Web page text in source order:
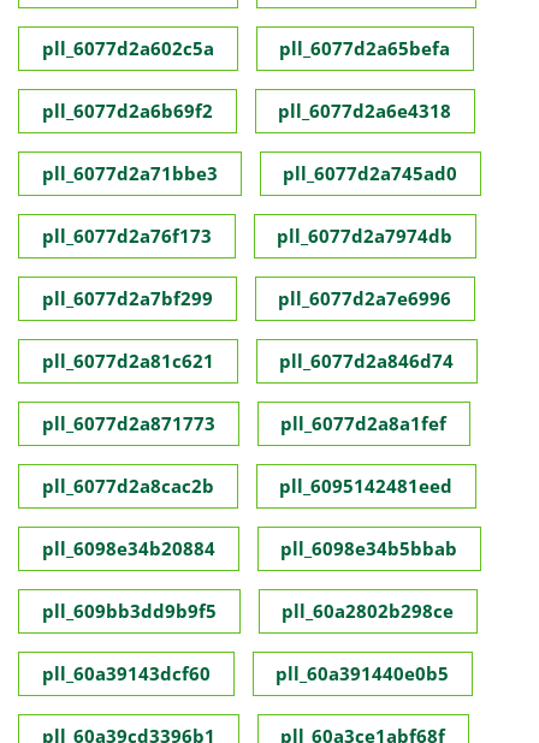
pll_6077d2a602c5a pll_6077d2a65befa
pll_6077d2a6b69f2 pll_6077d2a6e4318
pll_6077d2a71bbe3 pll_6077d2a745ad0
pll_6077d2a76f173 pll_6077d2a7974db
pll_6077d2a7bf299 pll_6077d2a7e6996
pll_6077d2a81c621 pll_6077d2a846d74
pll_6077d2a871773 pll_6077d2a8a1fef
pll_6077d2a8cac2b pll_6095142481eed
pll_6098e34b20884 pll_6098e34b5bbab
pll_609bb3dd9b9f5 pll_60a2802b298ce
pll_60a39143dcf60 pll_60a391440e0b5
pll_60a39cd3396b1 pll_60a3ce1abf68f